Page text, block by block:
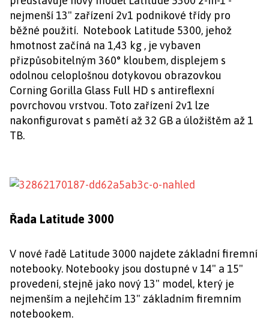
nejmenší 13" zařízení 2v1 podnikové třídy pro
běžné použití. Notebook Latitude 5300, jehož
hmotnost začíná na 1,43 kg , je vybaven
přizpůsobitelným 360° kloubem, displejem s
odolnou celoplošnou dotykovou obrazovkou
Corning Gorilla Glass Full HD s antireflexní
povrchovou vrstvou. Toto zařízení 2v1 lze
nakonfigurovat s pamětí až 32 GB a úložištěm až 1
TB.
Řada Latitude 3000
V nové řadě Latitude 3000 najdete základní firemní
notebooky. Notebooky jsou dostupné v 14" a 15"
provedení, stejně jako nový 13" model, který je
nejmenším a nejlehčím 13" základním firemním
notebookem.